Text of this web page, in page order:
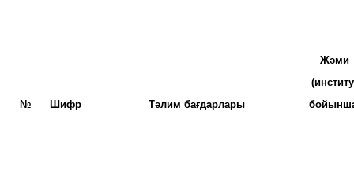
№ Шифр Тәлим бағдарлары
Жәми